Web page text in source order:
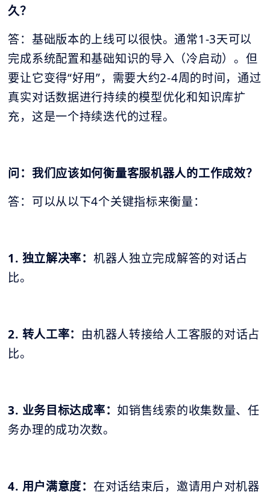
久？
答：基础版本的上线可以很快。通常1-3天可以
完成系统配置和基础知识的导入（冷启动）。但
要让它变得“好用”，需要大约2-4周的时间，通过
真实对话数据进行持续的模型优化和知识库扩
充，这是一个持续迭代的过程。
问：我们应该如何衡量客服机器人的工作成效？
答：可以从以下4个关键指标来衡量：
1. 独立解决率： 机器人独立完成解答的对话占
比。
2. 转人工率： 由机器人转接给人工客服的对话占
比。
3. 业务目标达成率：如销售线索的收集数量、任
务办理的成功次数。
4. 用户满意度： 在对话结束后，邀请用户对机器